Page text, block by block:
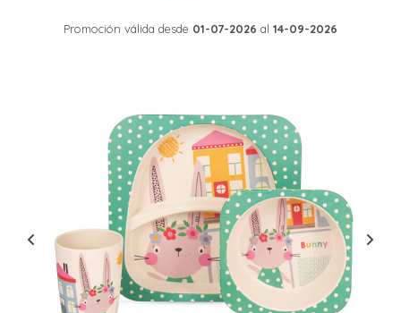
Promoción válida desde 01-07-2026 al 14-09-2026